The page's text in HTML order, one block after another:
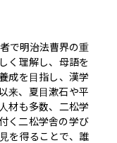
で明治法曹界の重
く理解し、母語を
成を目指し、漢学
来、夏目漱石や平
材も多数、二松学
く二松学舎の学び
を得ることで、誰